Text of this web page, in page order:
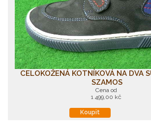
CELOKOŽENÁ KOTNÍKOVÁ NA DVA
SZAMOS
Cena od
1 499,00 kč
Koupit